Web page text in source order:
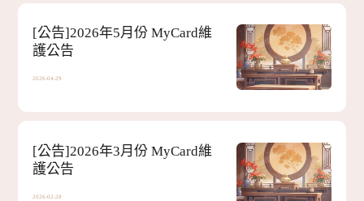
客服中心
[公告]2026年5月份 MyCard維
護公告
2026-04-29
[公告]2026年3月份 MyCard維
護公告
2026-02-28